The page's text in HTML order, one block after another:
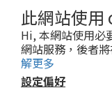
此網站使用
Hi, 本網站使用必
網站服務，後者
解更多
設定偏好
Copyright © 2023 旺家貿